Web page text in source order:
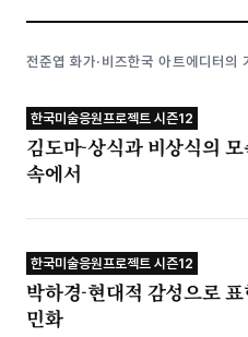
전준엽 화가·비즈한국 아트에디터의
한국미술응원프로젝트 시즌12
김도마-상식과 비상식의
속에서
한국미술응원프로젝트 시즌12
박하경-현대적 감성으로
민화